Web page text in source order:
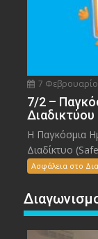
7
7/2 –
Διαδικτύου
Η Παγκόσμια
Διαδίκτυο
Ασφάλεια στο